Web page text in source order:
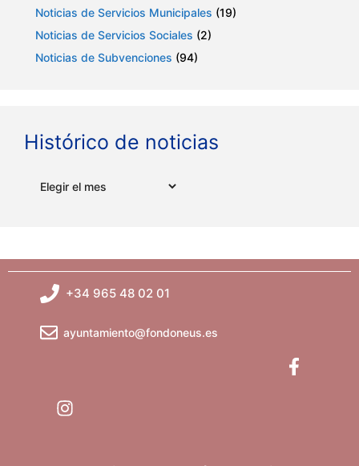
Noticias de Servicios Municipales (19)
Noticias de Servicios Sociales (2)
Noticias de Subvenciones (94)
Histórico de noticias
+34 965 48 02 01
ayuntamiento@fondoneus.es